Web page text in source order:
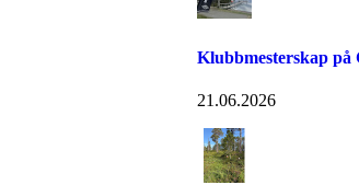
Klubbmesterskap på
21.06.2026